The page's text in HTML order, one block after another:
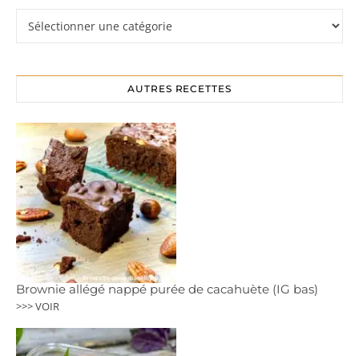
AUTRES RECETTES
Brownie allégé nappé purée de cacahuète (IG bas)
>>> VOIR